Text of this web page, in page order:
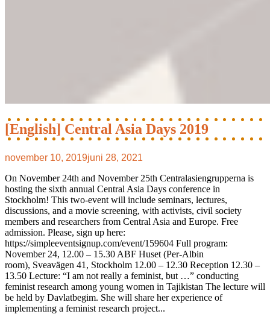
[English] Central Asia Days 2019
november 10, 2019juni 28, 2021
On November 24th and November 25th Centralasiengrupperna is
hosting the sixth annual Central Asia Days conference in
Stockholm! This two-event will include seminars, lectures,
discussions, and a movie screening, with activists, civil society
members and researchers from Central Asia and Europe. Free
admission. Please, sign up here:
https://simpleeventsignup.com/event/159604 Full program:
November 24, 12.00 – 15.30 ABF Huset (Per-Albin
room), Sveavägen 41, Stockholm 12.00 – 12.30 Reception 12.30 –
13.50 Lecture: “I am not really a feminist, but …” conducting
feminist research among young women in Tajikistan The lecture will
be held by Davlatbegim. She will share her experience of
implementing a feminist research project...